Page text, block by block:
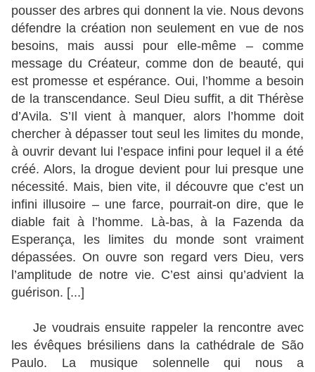
pousser des arbres qui donnent la vie. Nous devons
défendre la création non seulement en vue de nos
besoins, mais aussi pour elle-même – comme
message du Créateur, comme don de beauté, qui
est promesse et espérance. Oui, l’homme a besoin
de la transcendance. Seul Dieu suffit, a dit Thérèse
d’Avila. S’Il vient à manquer, alors l’homme doit
chercher à dépasser tout seul les limites du monde,
à ouvrir devant lui l’espace infini pour lequel il a été
créé. Alors, la drogue devient pour lui presque une
nécessité. Mais, bien vite, il découvre que c’est un
infini illusoire – une farce, pourrait-on dire, que le
diable fait à l’homme. Là-bas, à la Fazenda da
Esperança, les limites du monde sont vraiment
dépassées. On ouvre son regard vers Dieu, vers
l’amplitude de notre vie. C’est ainsi qu’advient la
guérison. [...]
Je voudrais ensuite rappeler la rencontre avec
les évêques brésiliens dans la cathédrale de São
Paulo. La musique solennelle qui nous a